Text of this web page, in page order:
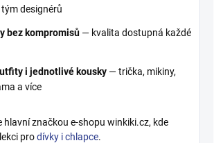
designérů
bez kompromisů — kvalita dostupná každé
i jednotlivé kousky — trička, mikiny,
a více
hlavní značkou e-shopu winkiki.cz, kde
prodívky i chlapce.